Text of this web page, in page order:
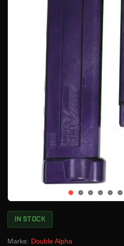
IN STOCK
Marke: Double Alpha